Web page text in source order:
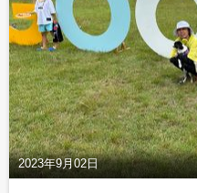
2023年9月02日